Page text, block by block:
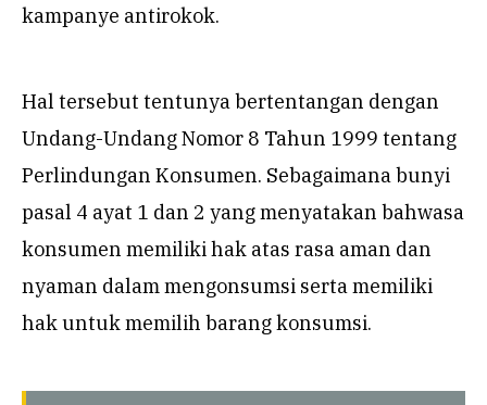
kampanye antirokok.
Hal tersebut tentunya bertentangan dengan
Undang-Undang Nomor 8 Tahun 1999 tentang
Perlindungan Konsumen. Sebagaimana bunyi
pasal 4 ayat 1 dan 2 yang menyatakan bahwasa
konsumen memiliki hak atas rasa aman dan
nyaman dalam mengonsumsi serta memiliki
hak untuk memilih barang konsumsi.